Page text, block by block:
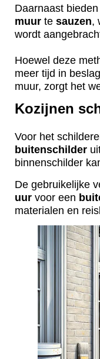
Daarnaast
muur te sauzen,
wordt
Hoewel deze
meer tijd in
muur, zorgt het
Kozijnen
Voor het
buitenschilder
binnenschilder
De gebruikelijke
uur voor een
materialen en